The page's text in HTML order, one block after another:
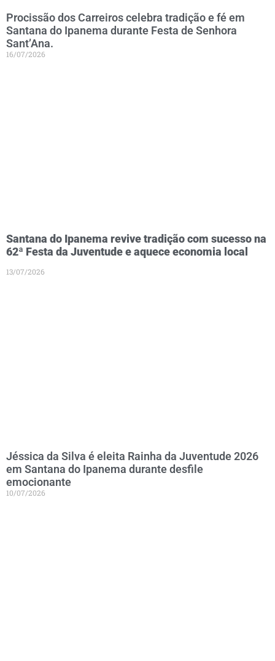
Procissão dos Carreiros celebra tradição e fé em
Santana do Ipanema durante Festa de Senhora
Sant’Ana.
16/07/2026
Santana do Ipanema revive tradição com sucesso na
62ª Festa da Juventude e aquece economia local
13/07/2026
Jéssica da Silva é eleita Rainha da Juventude 2026
em Santana do Ipanema durante desfile
emocionante
10/07/2026